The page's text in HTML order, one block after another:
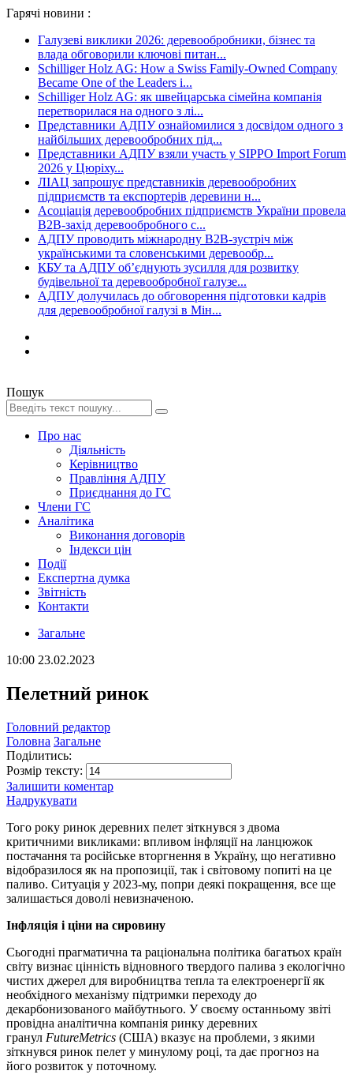
Гарячі новини :
Галузеві виклики 2026: деревообробники, бізнес та
влада обговорили ключові питан...
Schilliger Holz AG: How a Swiss Family-Owned Company
Became One of the Leaders i...
Schilliger Holz AG: як швейцарська сімейна компанія
перетворилася на одного з лі...
Представники АДПУ ознайомилися з досвідом одного з
найбільших деревообробних під...
Представники АДПУ взяли участь у SIPPO Import Forum
2026 у Цюріху...
ЛІАЦ запрошує представників деревообробних
підприємств та експортерів деревини н...
Асоціація деревообробних підприємств України провела
B2B-захід деревообробного с...
АДПУ проводить міжнародну B2B-зустріч між
українськими та словенськими деревообр...
КБУ та АДПУ об’єднують зусилля для розвитку
будівельної та деревообробної галузе...
АДПУ долучилась до обговорення підготовки кадрів
для деревообробної галузі в Мін...
Пошук
Про нас
Діяльність
Керівництво
Правління АДПУ
Приєднання до ГС
Члени ГС
Аналітика
Виконання договорів
Індекси цін
Події
Експертна думка
Звітність
Контакти
Загальне
10:00 23.02.2023
Пелетний ринок
Головний редактор
Головна Загальне
Поділитись:
Розмір тексту:
Залишити коментар
Надрукувати
Того року ринок деревних пелет зіткнувся з двома
критичними викликами: впливом інфляції на ланцюжок
постачання та російське вторгнення в Україну, що негативно
відобразилося як на пропозиції, так і світовому попиті на це
паливо. Ситуація у 2023-му, попри деякі покращення, все ще
залишається доволі невизначеною.
Інфляція і ціни на сировину
Сьогодні прагматична та раціональна політика багатьох країн
світу визнає цінність відновного твердого палива з екологічно
чистих джерел для виробництва тепла та електроенергії як
необхідного механізму підтримки переходу до
декарбонизованого майбутнього. У своєму останньому звіті
провідна аналітична компанія ринку деревних
гранул FutureMetrics (США) вказує на проблеми, з якими
зіткнувся ринок пелет у минулому році, та дає прогноз на
його розвиток у поточному.